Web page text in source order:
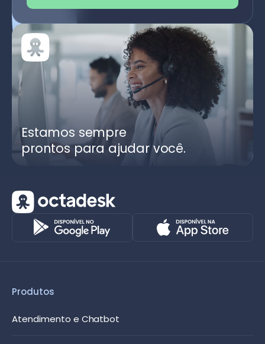
Estamos sempre
prontos para ajudar você.
Produtos
Atendimento e Chatbot